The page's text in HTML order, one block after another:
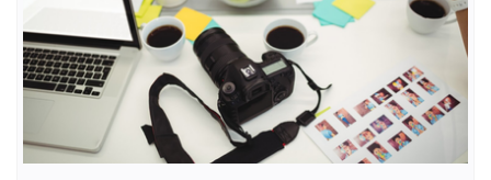
Chứng khoán
Giá cà phê